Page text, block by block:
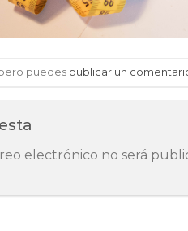
puedes publicar un
electrónico no será